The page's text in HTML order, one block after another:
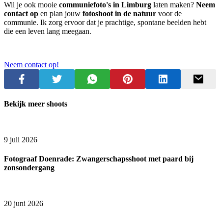
Wil je ook mooie communiefoto's in Limburg laten maken? Neem
contact op en plan jouw fotoshoot in de natuur voor de
communie. Ik zorg ervoor dat je prachtige, spontane beelden hebt
die een leven lang meegaan.
Neem contact op!
Bekijk meer shoots
9 juli 2026
Fotograaf Doenrade: Zwangerschapsshoot met paard bij
zonsondergang
20 juni 2026